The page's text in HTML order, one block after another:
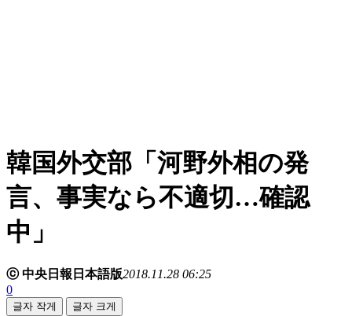
韓国外交部「河野外相の発
言、事実なら不適切…確認
中」
ⓒ 中央日報日本語版2018.11.28 06:25
0
글자 작게 글자 크게